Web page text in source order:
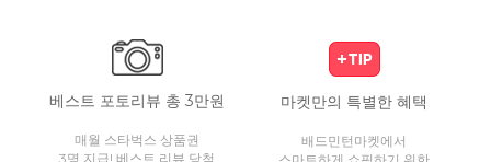
베스트 포토리뷰 총 3만원
매월 스타벅스 상품권
3명 지급! 베스트 리뷰 당첨
마켓만의 특별한 혜택
배드민턴마켓에서